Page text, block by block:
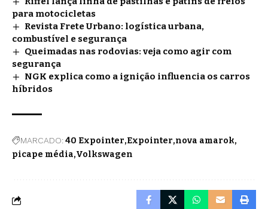
para motocicletas
Revista Frete Urbano: logística urbana,
combustível e segurança
Queimadas nas rodovias: veja como agir com
segurança
NGK explica como a ignição influencia os carros
híbridos
MARCADO:40 Expointer Expointer nova amarok
picape média Volkswagen